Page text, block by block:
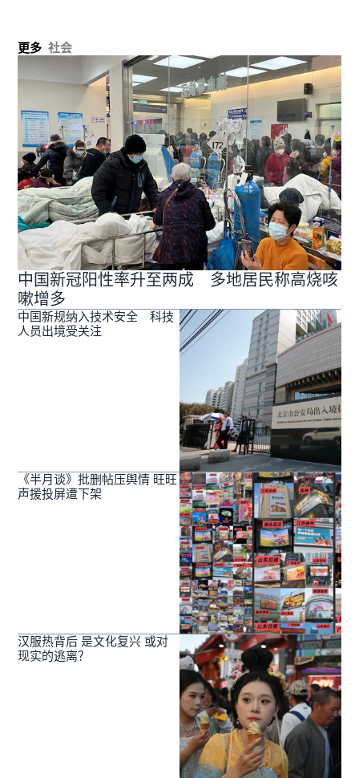
更多 社会
中国新冠阳性率升至两成 多地居民称高烧咳
嗽增多
中国新规纳入技术安全 科技
人员出境受关注
《半月谈》批删帖压舆情 旺旺
声援投屏遭下架
汉服热背后 是文化复兴 或对
现实的逃离？